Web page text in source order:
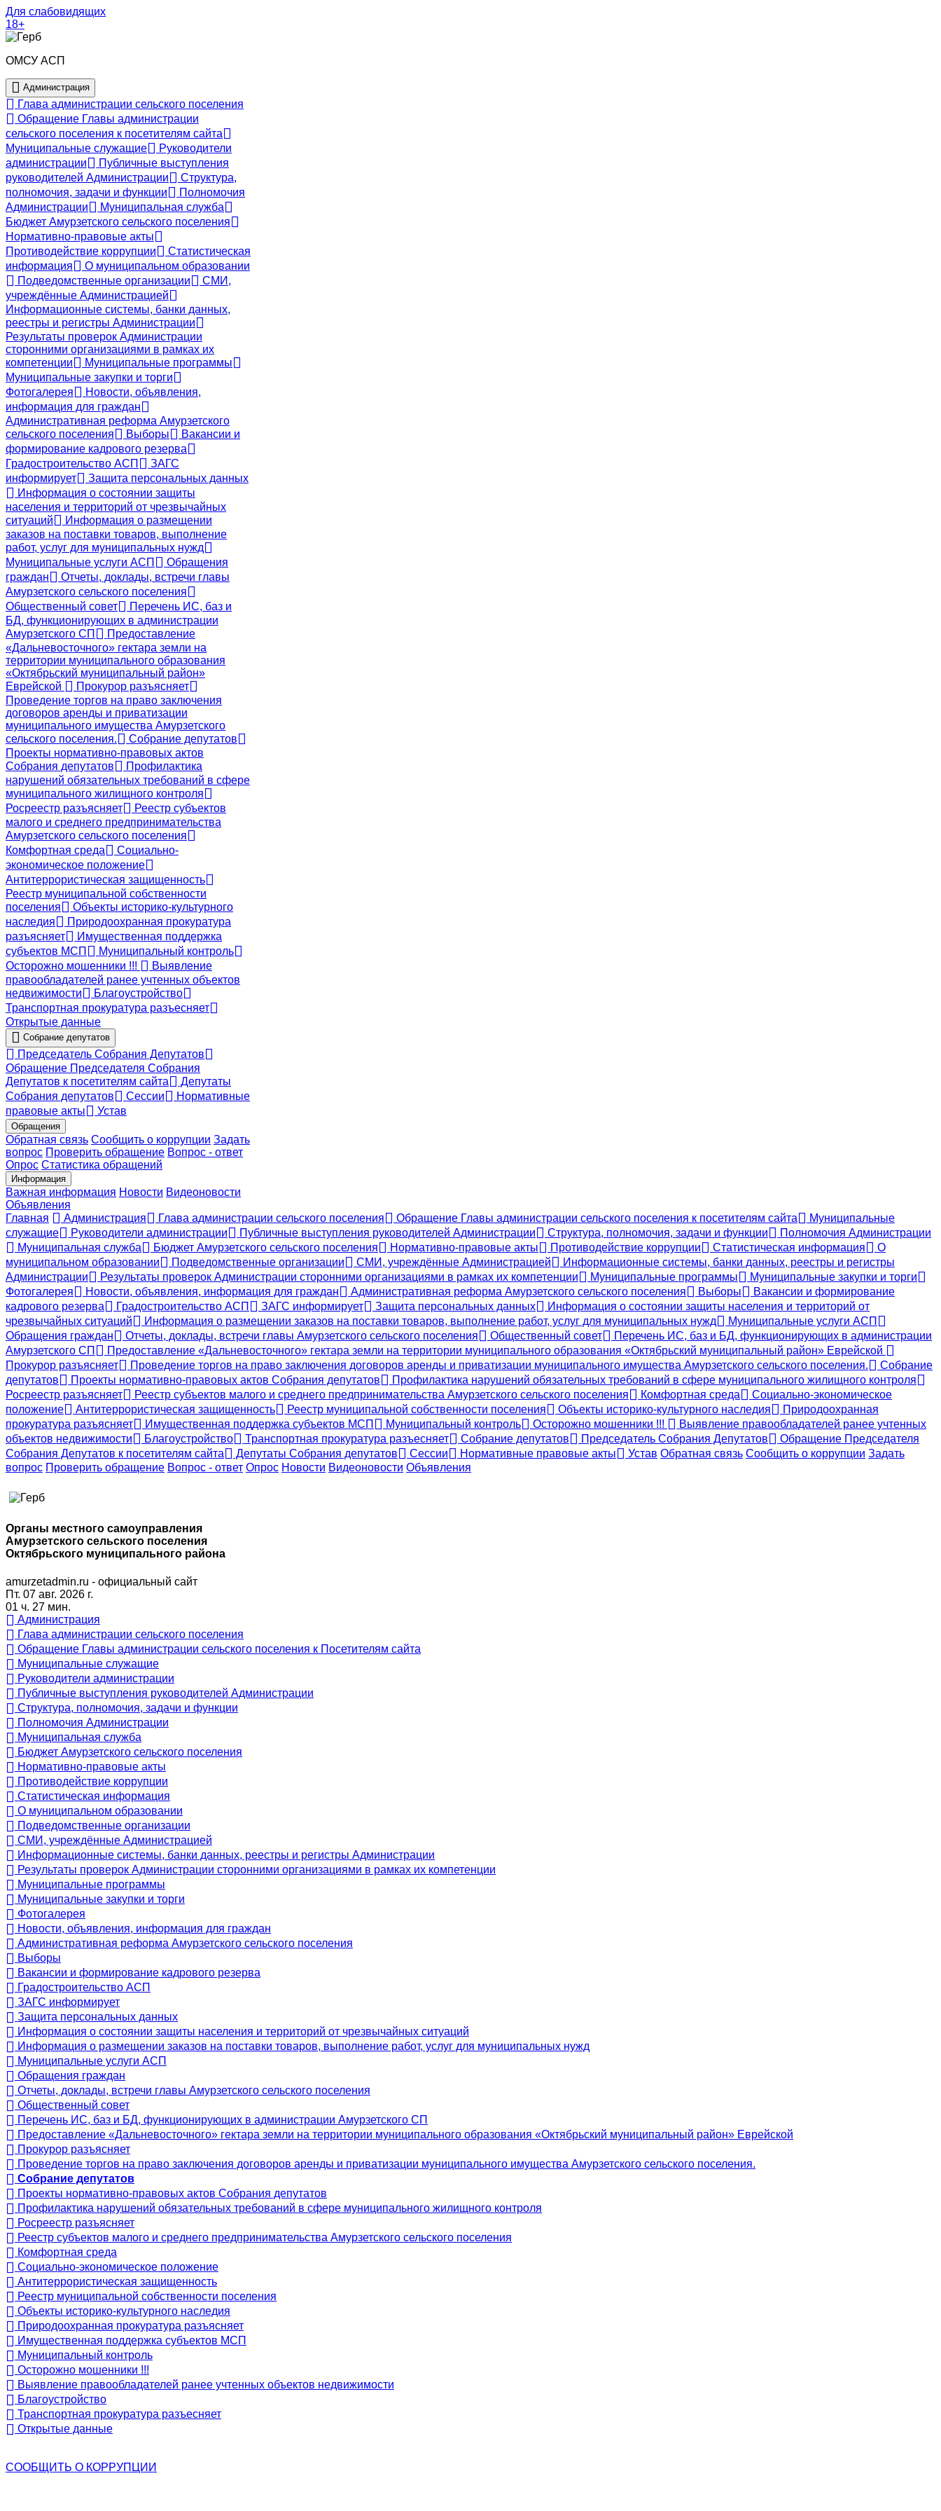
Для слабовидящих
18+
ОМСУ АСП
Администрация
Глава администрации сельского поселения
Обращение Главы администрации
сельского поселения к посетителям сайта
Муниципальные служащие
Руководители
администрации
Публичные выступления
руководителей Администрации
Структура,
полномочия, задачи и функции
Полномочия
Администрации
Муниципальная служба
Бюджет Амурзетского сельского поселения
Нормативно-правовые акты
Противодействие коррупции
Статистическая
информация
О муниципальном образовании
Подведомственные организации
СМИ,
учреждённые Администрацией
Информационные системы, банки данных,
реестры и регистры Администрации
Результаты проверок Администрации
сторонними организациями в рамках их
компетенции
Муниципальные программы
Муниципальные закупки и торги
Фотогалерея
Новости, объявления,
информация для граждан
Административная реформа Амурзетского
сельского поселения
Выборы
Вакансии и
формирование кадрового резерва
Градостроительство АСП
ЗАГС
информирует
Защита персональных данных
Информация о состоянии защиты
населения и территорий от чрезвычайных
ситуаций
Информация о размещении
заказов на поставки товаров, выполнение
работ, услуг для муниципальных нужд
Муниципальные услуги АСП
Обращения
граждан
Отчеты, доклады, встречи главы
Амурзетского сельского поселения
Общественный совет
Перечень ИС, баз и
БД, функционирующих в администрации
Амурзетского СП
Предоставление
«Дальневосточного» гектара земли на
территории муниципального образования
«Октябрьский муниципальный район»
Еврейской
Прокурор разъясняет
Проведение торгов на право заключения
договоров аренды и приватизации
муниципального имущества Амурзетского
сельского поселения.
Собрание депутатов
Проекты нормативно-правовых актов
Собрания депутатов
Профилактика
нарушений обязательных требований в сфере
муниципального жилищного контроля
Росреестр разъясняет
Реестр субъектов
малого и среднего предпринимательства
Амурзетского сельского поселения
Комфортная среда
Социально-
экономическое положение
Антитеррористическая защищенность
Реестр муниципальной собственности
поселения
Объекты историко-культурного
наследия
Природоохранная прокуратура
разъясняет
Имущественная поддержка
субъектов МСП
Муниципальный контроль
Осторожно мошенники !!!
Выявление
правообладателей ранее учтенных объектов
недвижимости
Благоустройство
Транспортная прокуратура разъесняет
Открытые данные
Собрание депутатов
Председатель Собрания Депутатов
Обращение Председателя Собрания
Депутатов к посетителям сайта
Депутаты
Собрания депутатов
Сессии
Нормативные
правовые акты
Устав
Обращения
Обратная связь Сообщить о коррупции Задать
вопрос Проверить обращение Вопрос - ответ
Опрос Статистика обращений
Информация
Важная информация Новости Видеоновости
Объявления
Главная
Администрация Глава администрации сельского поселения Обращение Главы администрации сельского поселения к посетителям сайта
Муниципальные
служащие
Руководители администрации Публичные выступления руководителей Администрации Структура, полномочия, задачи и функции
Полномочия Администрации
Муниципальная служба
Бюджет Амурзетского сельского поселения Нормативно-правовые акты Противодействие коррупции Статистическая информация
О
муниципальном образовании
Подведомственные организации СМИ, учреждённые Администрацией
Информационные системы, банки данных, реестры и регистры
Администрации
Результаты проверок Администрации сторонними организациями в рамках их компетенции Муниципальные программы
Муниципальные закупки и торги
Фотогалерея
Новости, объявления, информация для граждан Административная реформа Амурзетского сельского поселения Выборы
Вакансии и формирование
кадрового резерва
Градостроительство АСП ЗАГС информирует Защита персональных данных
Информация о состоянии защиты населения и территорий от
чрезвычайных ситуаций
Информация о размещении заказов на поставки товаров, выполнение работ, услуг для муниципальных нужд
Муниципальные услуги АСП
Обращения граждан
Отчеты, доклады, встречи главы Амурзетского сельского поселения Общественный совет
Перечень ИС, баз и БД, функционирующих в администрации
Амурзетского СП
Предоставление «Дальневосточного» гектара земли на территории муниципального образования «Октябрьский муниципальный район» Еврейской
Прокурор разъясняет
Проведение торгов на право заключения договоров аренды и приватизации муниципального имущества Амурзетского сельского поселения.
Собрание
депутатов
Проекты нормативно-правовых актов Собрания депутатов
Профилактика нарушений обязательных требований в сфере муниципального жилищного контроля
Росреестр разъясняет
Реестр субъектов малого и среднего предпринимательства Амурзетского сельского поселения Комфортная среда
Социально-экономическое
положение
Антитеррористическая защищенность Реестр муниципальной собственности поселения Объекты историко-культурного наследия
Природоохранная
прокуратура разъясняет
Имущественная поддержка субъектов МСП Муниципальный контроль Осторожно мошенники !!!
Выявление правообладателей ранее учтенных
объектов недвижимости
Благоустройство Транспортная прокуратура разъесняет Собрание депутатов Председатель Собрания Депутатов
Обращение Председателя
Собрания Депутатов к посетителям сайта
Депутаты Собрания депутатов Сессии Нормативные правовые акты Устав Обратная связь Сообщить о коррупции Задать
вопрос Проверить обращение Вопрос - ответ Опрос Новости Видеоновости Объявления
Органы местного самоуправления
Амурзетского сельского поселения
Октябрьского муниципального района
amurzetadmin.ru - официальный сайт
Пт. 07 авг. 2026 г.
01 ч. 27 мин.
Администрация
Глава администрации сельского поселения
Обращение Главы администрации сельского поселения к Посетителям сайта
Муниципальные служащие
Руководители администрации
Публичные выступления руководителей Администрации
Структура, полномочия, задачи и функции
Полномочия Администрации
Муниципальная служба
Бюджет Амурзетского сельского поселения
Нормативно-правовые акты
Противодействие коррупции
Статистическая информация
О муниципальном образовании
Подведомственные организации
СМИ, учреждённые Администрацией
Информационные системы, банки данных, реестры и регистры Администрации
Результаты проверок Администрации сторонними организациями в рамках их компетенции
Муниципальные программы
Муниципальные закупки и торги
Фотогалерея
Новости, объявления, информация для граждан
Административная реформа Амурзетского сельского поселения
Выборы
Вакансии и формирование кадрового резерва
Градостроительство АСП
ЗАГС информирует
Защита персональных данных
Информация о состоянии защиты населения и территорий от чрезвычайных ситуаций
Информация о размещении заказов на поставки товаров, выполнение работ, услуг для муниципальных нужд
Муниципальные услуги АСП
Обращения граждан
Отчеты, доклады, встречи главы Амурзетского сельского поселения
Общественный совет
Перечень ИС, баз и БД, функционирующих в администрации Амурзетского СП
Предоставление «Дальневосточного» гектара земли на территории муниципального образования «Октябрьский муниципальный район» Еврейской
Прокурор разъясняет
Проведение торгов на право заключения договоров аренды и приватизации муниципального имущества Амурзетского сельского поселения.
Собрание депутатов
Проекты нормативно-правовых актов Собрания депутатов
Профилактика нарушений обязательных требований в сфере муниципального жилищного контроля
Росреестр разъясняет
Реестр субъектов малого и среднего предпринимательства Амурзетского сельского поселения
Комфортная среда
Социально-экономическое положение
Антитеррористическая защищенность
Реестр муниципальной собственности поселения
Объекты историко-культурного наследия
Природоохранная прокуратура разъясняет
Имущественная поддержка субъектов МСП
Муниципальный контроль
Осторожно мошенники !!!
Выявление правообладателей ранее учтенных объектов недвижимости
Благоустройство
Транспортная прокуратура разъесняет
Открытые данные
СООБЩИТЬ О КОРРУПЦИИ